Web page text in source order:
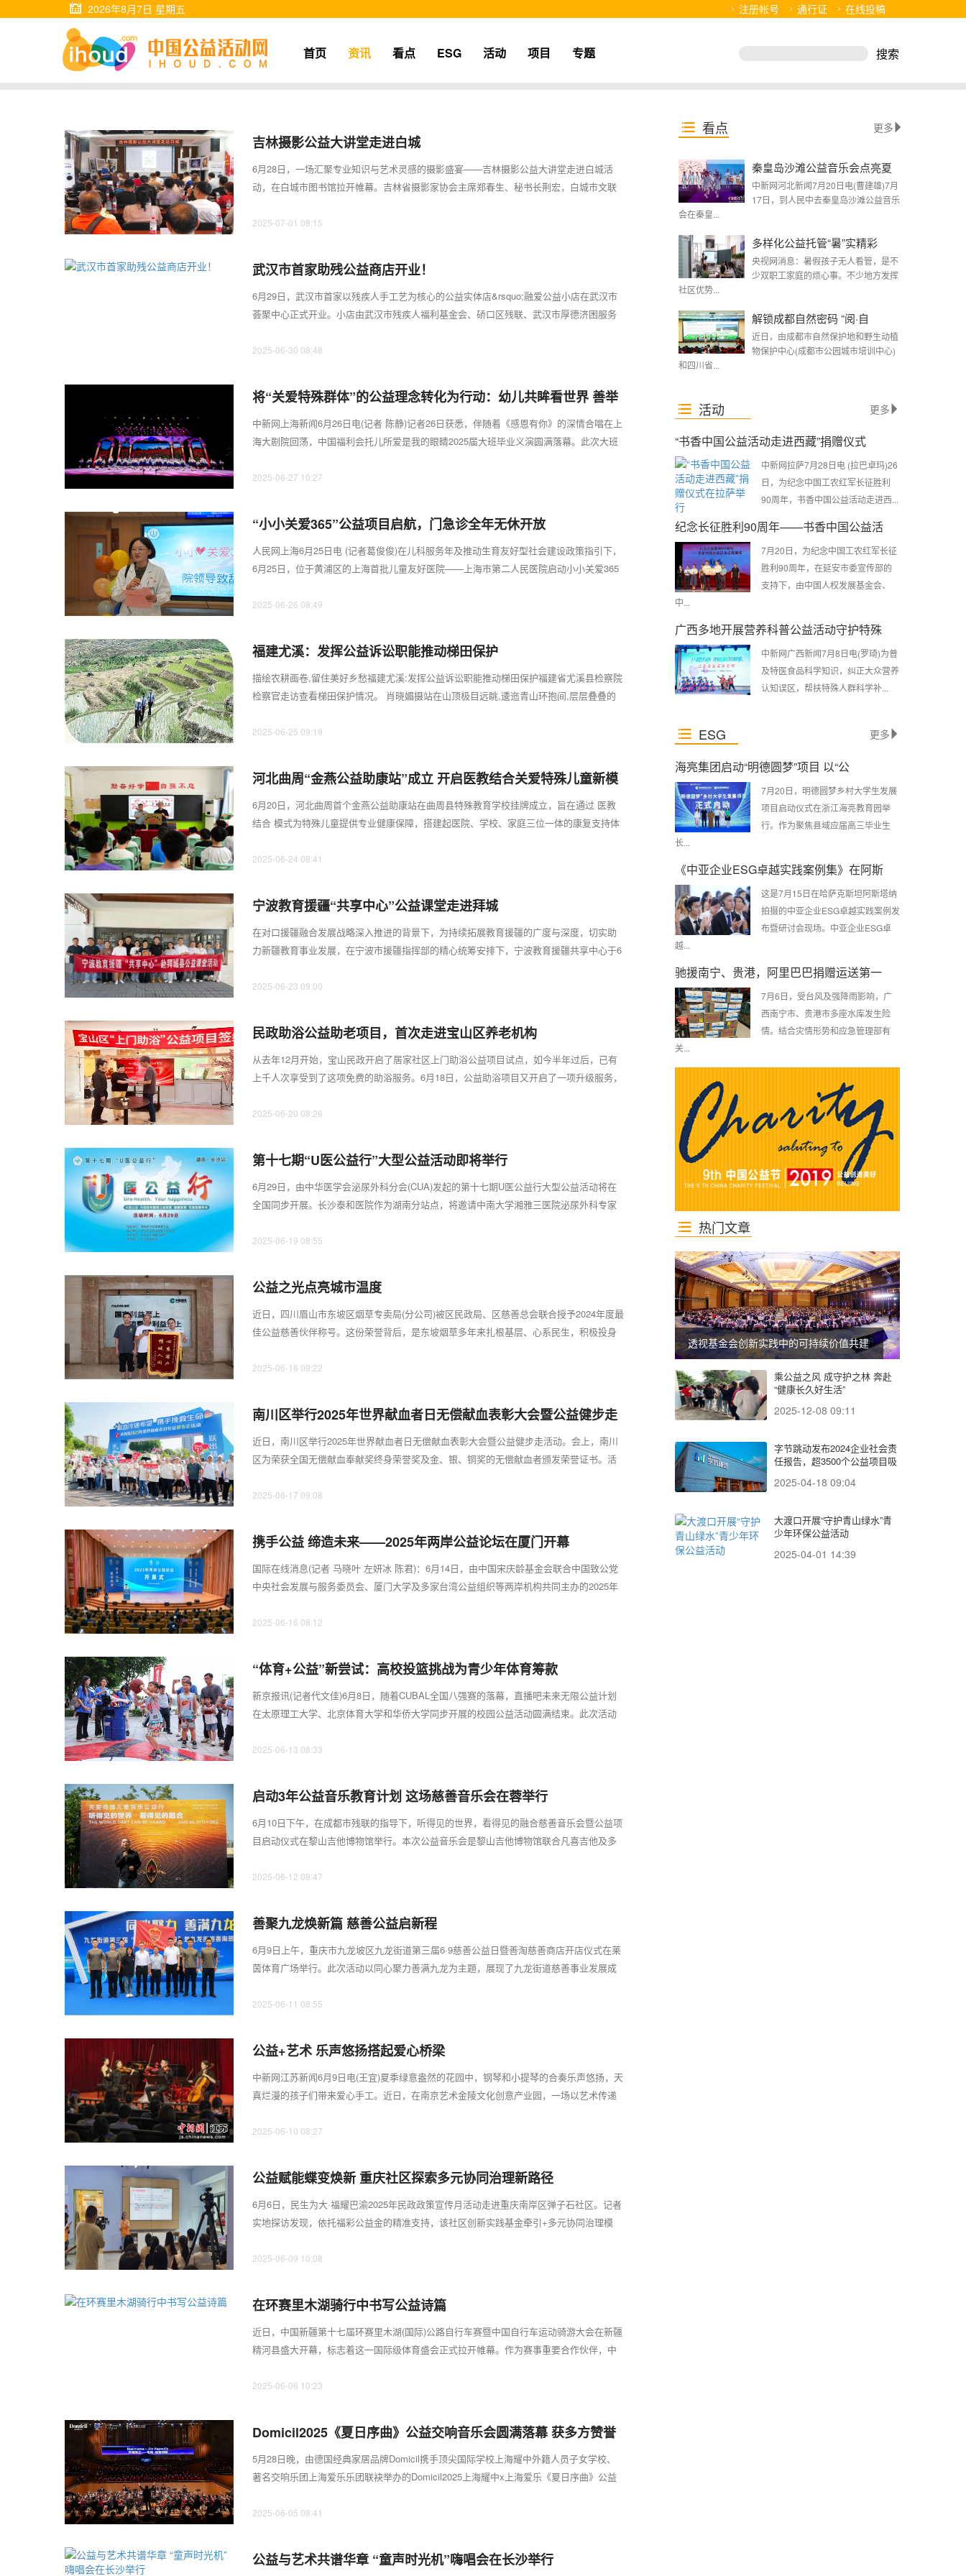
2026年8月7日 星期五 注册帐号 通行证 在线投稿
首页 资讯 看点 ESG 活动 项目 专题
吉林摄影公益大讲堂走进白城
6月28日，一场汇聚专业知识与艺术灵感的摄影盛宴——吉林摄影公益大讲堂走进白城活
动，在白城市图书馆拉开帷幕。吉林省摄影家协会主席郑春生、秘书长荆宏，白城市文联
2025-07-01 08:15
武汉市首家助残公益商店开业！
6月29日，武汉市首家以残疾人手工艺为核心的公益实体店&rsquo;融爱公益小店在武汉市
荟聚中心正式开业。小店由武汉市残疾人福利基金会、硚口区残联、武汉市厚德济困服务
2025-06-30 08:48
将“关爱特殊群体”的公益理念转化为行动：幼儿共眸看世界 善举
映初心
中新网上海新闻6月26日电(记者 陈静)记者26日获悉，伴随着《感恩有你》的深情合唱在上
海大剧院回荡，中国福利会托儿所爱是我的眼睛2025届大班毕业义演圆满落幕。此次大班
2025-06-27 10:27
“小小关爱365”公益项目启航，门急诊全年无休开放
人民网上海6月25日电 (记者葛俊俊)在儿科服务年及推动生育友好型社会建设政策指引下，
6月25日，位于黄浦区的上海首批儿童友好医院——上海市第二人民医院启动小小关爱365
2025-06-26 08:49
福建尤溪：发挥公益诉讼职能推动梯田保护
描绘农耕画卷,留住美好乡愁福建尤溪:发挥公益诉讼职能推动梯田保护福建省尤溪县检察院
检察官走访查看梯田保护情况。 肖晓媚摄站在山顶极目远眺,逶迤青山环抱间,层层叠叠的
2025-06-25 09:19
河北曲周“金燕公益助康站”成立 开启医教结合关爱特殊儿童新模
式
6月20日，河北曲周首个金燕公益助康站在曲周县特殊教育学校挂牌成立，旨在通过 医教
结合 模式为特殊儿童提供专业健康保障，搭建起医院、学校、家庭三位一体的康复支持体
2025-06-24 08:41
宁波教育援疆“共享中心”公益课堂走进拜城
在对口援疆融合发展战略深入推进的背景下，为持续拓展教育援疆的广度与深度，切实助
力新疆教育事业发展，在宁波市援疆指挥部的精心统筹安排下，宁波教育援疆共享中心于6
2025-06-23 09:00
民政助浴公益助老项目，首次走进宝山区养老机构
从去年12月开始，宝山民政开启了居家社区上门助浴公益项目试点，如今半年过后，已有
上千人次享受到了这项免费的助浴服务。6月18日，公益助浴项目又开启了一项升级服务，
2025-06-20 08:26
第十七期“U医公益行”大型公益活动即将举行
6月29日，由中华医学会泌尿外科分会(CUA)发起的第十七期U医公益行大型公益活动将在
全国同步开展。长沙泰和医院作为湖南分站点，将邀请中南大学湘雅三医院泌尿外科专家
2025-06-19 08:55
公益之光点亮城市温度
近日，四川眉山市东坡区烟草专卖局(分公司)被区民政局、区慈善总会联合授予2024年度最
佳公益慈善伙伴称号。这份荣誉背后，是东坡烟草多年来扎根基层、心系民生，积极投身
2025-06-18 09:22
南川区举行2025年世界献血者日无偿献血表彰大会暨公益健步走
活动
近日，南川区举行2025年世界献血者日无偿献血表彰大会暨公益健步走活动。会上，南川
区为荣获全国无偿献血奉献奖终身荣誉奖及金、银、铜奖的无偿献血者颁发荣誉证书。活
2025-06-17 09:08
携手公益 缔造未来——2025年两岸公益论坛在厦门开幕
国际在线消息(记者 马晓叶 左妍冰 陈君)：6月14日，由中国宋庆龄基金会联合中国致公党
中央社会发展与服务委员会、厦门大学及多家台湾公益组织等两岸机构共同主办的2025年
2025-06-16 08:12
“体育+公益”新尝试：高校投篮挑战为青少年体育筹款
新京报讯(记者代文佳)6月8日，随着CUBAL全国八强赛的落幕，直播吧未来无限公益计划
在太原理工大学、北京体育大学和华侨大学同步开展的校园公益活动圆满结束。此次活动
2025-06-13 08:33
启动3年公益音乐教育计划 这场慈善音乐会在蓉举行
6月10日下午，在成都市残联的指导下，听得见的世界，看得见的融合慈善音乐会暨公益项
目启动仪式在黎山吉他博物馆举行。本次公益音乐会是黎山吉他博物馆联合凡喜吉他及多
2025-06-12 08:47
善聚九龙焕新篇 慈善公益启新程
6月9日上午，重庆市九龙坡区九龙街道第三届6·9慈善公益日暨善淘慈善商店开店仪式在莱
茵体育广场举行。此次活动以同心聚力善满九龙为主题，展现了九龙街道慈善事业发展成
2025-06-11 08:55
公益+艺术 乐声悠扬搭起爱心桥梁
中新网江苏新闻6月9日电(王宜)夏季绿意盎然的花园中，钢琴和小提琴的合奏乐声悠扬，天
真烂漫的孩子们带来爱心手工。近日，在南京艺术金陵文化创意产业园，一场以艺术传递
2025-06-10 08:27
公益赋能蝶变焕新 重庆社区探索多元协同治理新路径
6月6日，民生为大·福耀巴渝2025年民政政策宣传月活动走进重庆南岸区弹子石社区。记者
实地探访发现，依托福彩公益金的精准支持，该社区创新实践基金牵引+多元协同治理模
2025-06-09 10:08
在环赛里木湖骑行中书写公益诗篇
近日，中国新疆第十七届环赛里木湖(国际)公路自行车赛暨中国自行车运动骑游大会在新疆
精河县盛大开幕，标志着这一国际级体育盛会正式拉开帷幕。作为赛事重要合作伙伴，中
2025-06-06 10:23
Domicil2025《夏日序曲》公益交响音乐会圆满落幕 获多方赞誉
5月28日晚，由德国经典家居品牌Domicil携手顶尖国际学校上海耀中外籍人员子女学校、
著名交响乐团上海爱乐乐团联袂举办的Domicil2025上海耀中x上海爱乐《夏日序曲》公益
2025-06-05 08:41
公益与艺术共谱华章 “童声时光机”嗨唱会在长沙举行
看点 更多
秦皇岛沙滩公益音乐会点亮夏
中新网河北新闻7月20日电(曹建雄)7月
17日，到人民中去秦皇岛沙滩公益音乐
会在秦皇...
多样化公益托管“暑”实精彩
央视网消息：暑假孩子无人看管，是不
少双职工家庭的烦心事。不少地方发挥
社区优势...
解锁成都自然密码 “阅·自
近日，由成都市自然保护地和野生动植
物保护中心(成都市公园城市培训中心)
和四川省...
活动 更多
“书香中国公益活动走进西藏”捐赠仪式
中新网拉萨7月28日电 (拉巴卓玛)26
日，为纪念中国工农红军长征胜利
90周年，书香中国公益活动走进西...
纪念长征胜利90周年——书香中国公益活
7月20日，为纪念中国工农红军长征
胜利90周年，在延安市委宣传部的
支持下，由中国人权发展基金会、
中...
广西多地开展营养科普公益活动守护特殊
中新网广西新闻7月8日电(罗琦)为普
及特医食品科学知识，纠正大众营养
认知误区，帮扶特殊人群科学补...
ESG 更多
海亮集团启动“明德圆梦”项目 以“公
7月20日，明德圆梦乡村大学生发展
项目启动仪式在浙江海亮教育园举
行。作为聚焦县域应届高三毕业生
长...
《中亚企业ESG卓越实践案例集》在阿斯
这是7月15日在哈萨克斯坦阿斯塔纳
拍摄的中亚企业ESG卓越实践案例发
布暨研讨会现场。中亚企业ESG卓
越...
驰援南宁、贵港，阿里巴巴捐赠运送第一
7月6日，受台风及强降雨影响，广
西南宁市、贵港市多座水库发生险
情。结合灾情形势和应急管理部有
关...
热门文章
透视基金会创新实践中的可持续价值共建
乘公益之风 成守护之林 奔赴
“健康长久好生活”
2025-12-08 09:11
字节跳动发布2024企业社会责
任报告，超3500个公益项目吸
2025-04-18 09:04
大渡口开展“守护青山绿水”青
少年环保公益活动
2025-04-01 14:39